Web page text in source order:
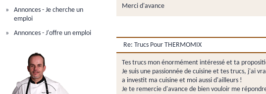
Annonces - Je cherche un
emploi
Annonces - J'offre un emploi
Merci d'avance
Re: Trucs Pour THERMOMIX
Tes trucs mon énormément intéressé et ta
Je suis une passionnée de cuisine et tes trucs, j'ai
a investit ma cuisine et moi aussi d'ailleurs !
Je te remercie d'avance de bien vouloir me